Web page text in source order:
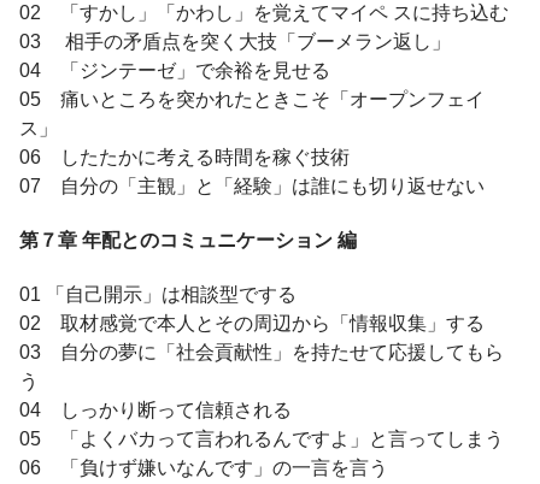
02 「すかし」「かわし」を覚えてマイペ スに持ち込む
03 相手の矛盾点を突く大技「ブーメラン返し」
04 「ジンテーゼ」で余裕を見せる
05 痛いところを突かれたときこそ「オープンフェイ
ス」
06 したたかに考える時間を稼ぐ技術
07 自分の「主観」と「経験」は誰にも切り返せない
第７章 年配とのコミュニケーション 編
01 「自己開示」は相談型でする
02 取材感覚で本人とその周辺から「情報収集」する
03 自分の夢に「社会貢献性」を持たせて応援してもら
う
04 しっかり断って信頼される
05 「よくバカって言われるんですよ」と言ってしまう
06 「負けず嫌いなんです」の一言を言う